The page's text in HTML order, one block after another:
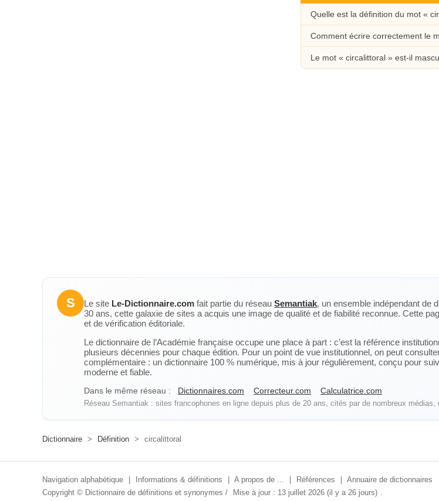
Quelle est la définition du mot «
Comment écrire correctement le
Le mot « circalittoral » est-il
S Le site Le-Dictionnaire.com fait partie du réseau Semantiak, un ensemble indépendant de
30 ans, cette galaxie de sites a acquis une image de qualité et de fiabilité reconnue. Cette
et de vérification éditoriale.
Le dictionnaire de l’Académie française occupe une place à part : c’est la référence
plusieurs décennies pour chaque édition. Pour un point de vue institutionnel, on peut
complémentaire : un dictionnaire 100 % numérique, mis à jour régulièrement, conçu pour
moderne et fiable.
Dans le même réseau : Dictionnaires.com Correcteur.com Calculatrice.com
Réseau Semantiak : sites francophones en ligne depuis plus de 20 ans, cités par de nombreux
Dictionnaire > Définition > circalittoral
Navigation alphabétique Informations & définitions A propos de ... Références
Annuaire de dictionnaires
Copyright © Dictionnaire de définitions et synonymes / Mise à jour : 13 juillet 2026 (il y a 26 jours) .